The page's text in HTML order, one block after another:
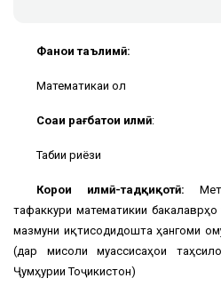
Фанҳои таълимӣ:
Математикаи олӣ
Соҳаи рағбатҳои илмӣ:
Табии риёзи
Корҳои илмӣ-тадқиқотӣ:
тафаккури математикии
мазмуни иқтисодидошта ҳангоми
(дар мисоли муассисаҳои
Ҷумҳурии Тоҷикистон)